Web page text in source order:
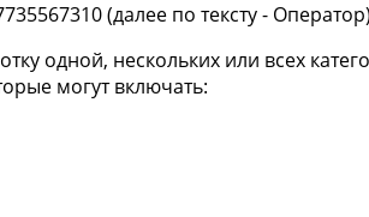
(далее по тексту -
одной, нескольких или всех
могут включать: